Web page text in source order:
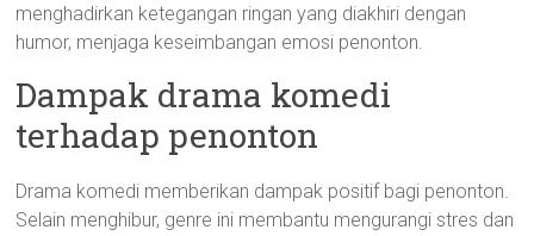
menghadirkan ketegangan ringan yang diakhiri dengan
humor, menjaga keseimbangan emosi penonton.
Dampak drama komedi
terhadap penonton
Drama komedi memberikan dampak positif bagi penonton.
Selain menghibur, genre ini membantu mengurangi stres dan